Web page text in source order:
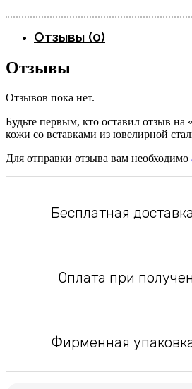
Отзывы (0)
Отзывы
Отзывов пока нет.
Будьте первым, кто оставил отзыв на
кожи со вставками из ювелирной
Для отправки отзыва вам необходимо
Бесплатная
Оплата при
Фирменная